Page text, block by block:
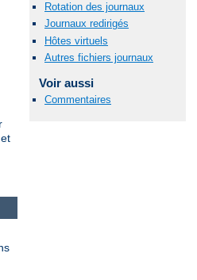
Rotation des journaux
Journaux redirigés
Hôtes virtuels
Autres fichiers journaux
Voir aussi
Commentaires